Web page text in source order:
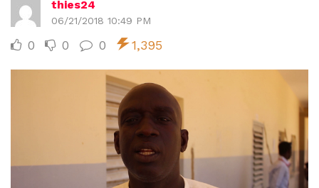
thies24
06/21/2018 10:49 PM
0 0 0 1,395